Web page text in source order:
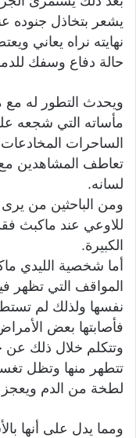
يشعر بتخاذل جنوده
نهايته نراه يعاني
حالة دفاع وسفك
ويحدث التطور له
مأساته التي شجعه
الساحرات
تعاطف المشاهدين
لسانه.
ومن الباحثين من
للاوعي عند ماكبث
الكبيرة.
أما شخصية الليدي
المواقف التي تظهر
نفسها ولذلك لم
فأصابتها بعض
وتتكلم خلال ذلك عن
تتطهر منها وتظل
لطخة من الدم
ومما يدل على أنها